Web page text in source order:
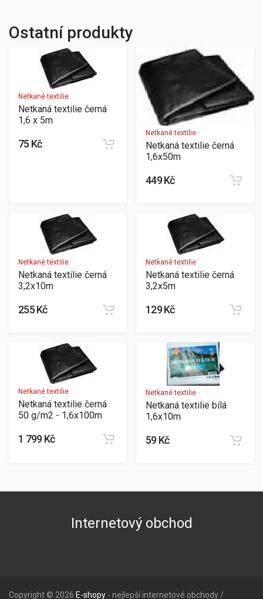
Ostatní produkty
Netkané textilie
Netkaná textilie černá
1,6 x 5m
75 Kč
Netkané textilie
Netkaná textilie černá
1,6x50m
449 Kč
Netkané textilie
Netkaná textilie černá
3,2x10m
255 Kč
Netkané textilie
Netkaná textilie černá
3,2x5m
129 Kč
Netkané textilie
Netkaná textilie černá
50 g/m2 - 1,6x100m
1 799 Kč
Netkané textilie
Netkaná textilie bílá
1,6x10m
59 Kč
Internetový obchod
Copyright © 2026 E-shopy - nejlepší internetové obchody /